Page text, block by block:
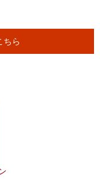
ちら